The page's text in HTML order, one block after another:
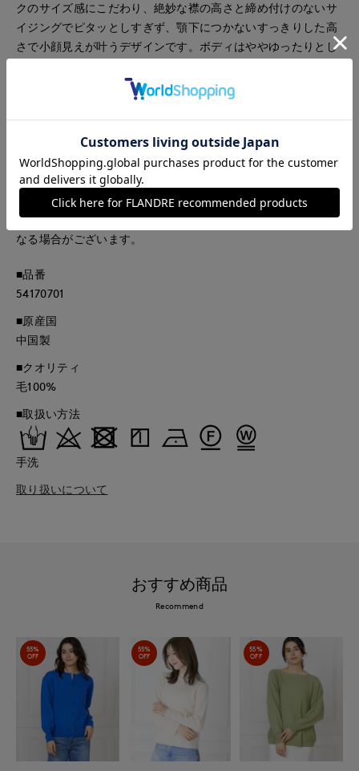
クのサイズ感にこだわり、絶妙な襟の高さと締め付けのないサ
イジングでピタッとしすぎず、顎下につかないすっきりした高
さで小顔見えが叶うデザインです。ボディはややゆったりとし
性らしいシルエットにこだわりました。薄手のウールでごわつ
かないからレイヤードのインナーとしても重宝します。
■サンプル撮影商品■
こちらの商品はサンプルでの撮影となっております。実際の商
品とは、サイズや色味、素材、デザイン等の仕様が若干変更に
なる場合がございます。
■品番
54170701
■原産国
中国製
■クオリティ
毛100%
■取扱い方法
手洗
取り扱いについて
おすすめ商品
Recommend
55%
OFF
55%
OFF
55%
OFF